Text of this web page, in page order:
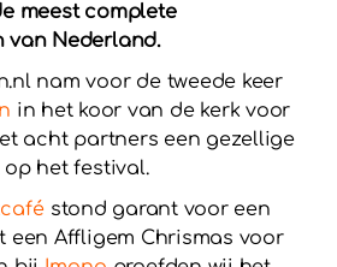
meest complete
van Nederland.
nam voor de tweede keer
in het koor van de kerk voor
acht partners een gezellige
het festival.
stond garant voor een
een Affligem Chrismas voor